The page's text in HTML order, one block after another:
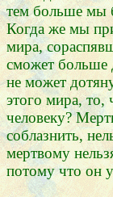
тем больше мы
Когда же мы
мира,
сможет больше
не может
этого мира, то,
человеку?
соблазнить,
мертвому
потому что он